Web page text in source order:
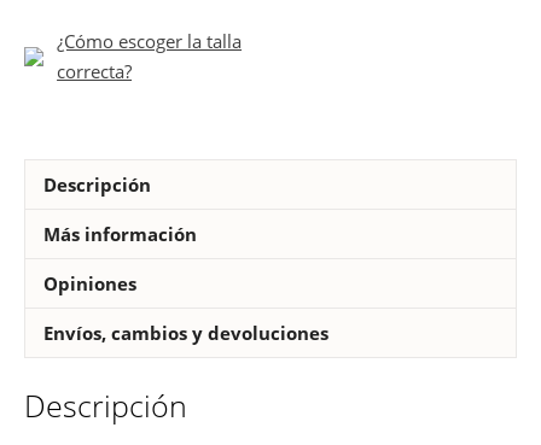
niña
¿Cómo escoger la talla
correcta?
Descripción
Más información
Opiniones
Envíos, cambios y devoluciones
Descripción